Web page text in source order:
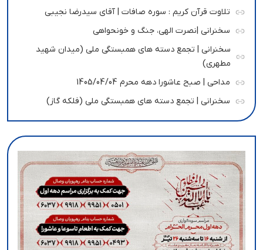
تلاوت قرآن کریم : سوره صافات | آقای سیدرضا نجیبی
سخنرانی |نصرت الهی، جنگ و خونحواهی
سخنرانی | تجمع دسته های همبستگی ملی (میدان شهید
مطهری)
مداحی | صبح عاشورا دهه محرم 1405/04/04
سخنرانی | تجمع دسته های همبستگی ملی (فلکه گاز)